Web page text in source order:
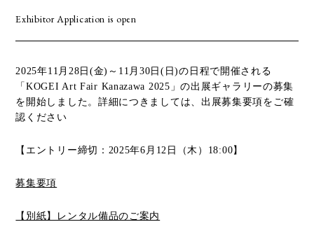
Exhibitor Application is open
2025年11月28日(金)～11月30日(日)の日程で開催される
「KOGEI Art Fair Kanazawa 2025」の出展ギャラリーの募集
を開始しました。詳細につきましては、出展募集要項をご確
認ください
【エントリー締切：2025年6月12日（木）18:00】
募集要項
【別紙】レンタル備品のご案内